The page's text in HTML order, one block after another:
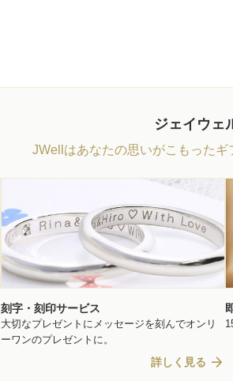
ジェイウェ
JWellはあなたの思いがこもった
刻字・刻印サービス
大切なプレゼントにメッセージを刻んでオンリ
ーワンのプレゼントに。
詳しく見る arrow_forward